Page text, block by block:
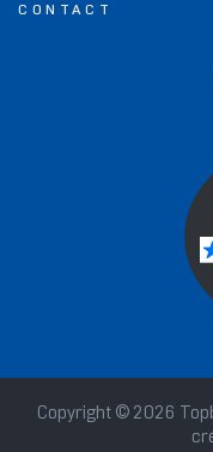
CONTACT
Copyright © 2026